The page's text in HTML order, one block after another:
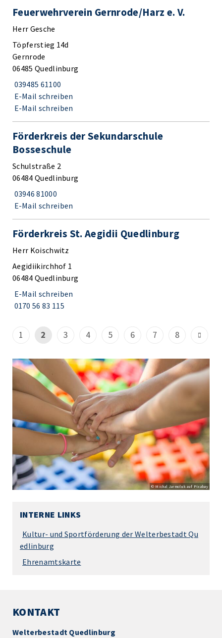
Feuerwehrverein Gernrode/Harz e. V.
Herr Gesche
Töpferstieg 14d
Gernrode
06485 Quedlinburg
039485 61100
E-Mail schreiben
E-Mail schreiben
Förderkreis der Sekundarschule
Bosseschule
Schulstraße 2
06484 Quedlinburg
03946 81000
E-Mail schreiben
Förderkreis St. Aegidii Quedlinburg
Herr Koischwitz
Aegidiikirchhof 1
06484 Quedlinburg
E-Mail schreiben
0170 56 83 115
1 2 3 4 5 6 7 8
© Michal Jarmoluk auf Pixabay
INTERNE LINKS
Kultur- und Sportförderung der Welterbestadt Qu
edlinburg
Ehrenamtskarte
KONTAKT
Welterbestadt Quedlinburg